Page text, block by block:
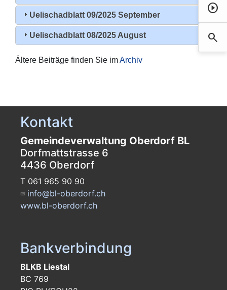
Film
play_circle
search
Uelischadblatt 09/2025 September
Uelischadblatt 08/2025 August
Ältere Beiträge finden Sie imArchiv
Kontakt
Gemeindeverwaltung Oberdorf BL
Dorfmattstrasse 6
4436 Oberdorf
T 061 965 90 90
info@bl-oberdorf.ch
www.bl-oberdorf.ch
Bankverbindung
BLKB Liestal
BC 769